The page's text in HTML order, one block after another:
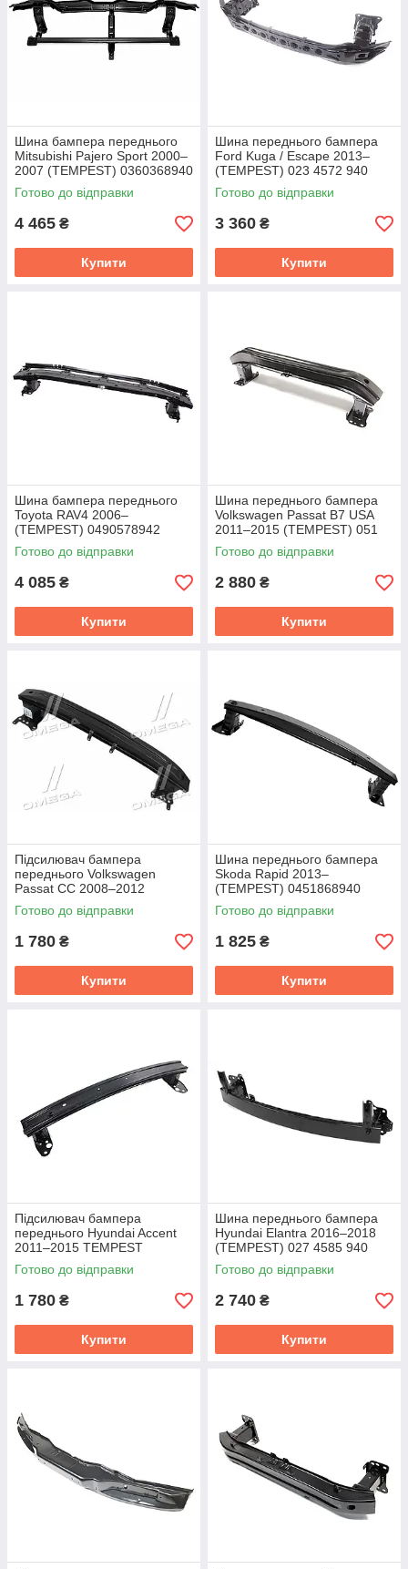
Шина бампера переднього
Mitsubishi Pajero Sport 2000–
2007 (TEMPEST) 0360368940
Готово до відправки
4 465 ₴
Купити
Шина переднього бампера
Ford Kuga / Escape 2013–
(TEMPEST) 023 4572 940
Готово до відправки
3 360 ₴
Купити
Шина бампера переднього
Toyota RAV4 2006–
(TEMPEST) 0490578942
Готово до відправки
4 085 ₴
Купити
Шина переднього бампера
Volkswagen Passat B7 USA
2011–2015 (TEMPEST) 051
4629 940
Готово до відправки
2 880 ₴
Купити
Підсилювач бампера
переднього Volkswagen
Passat CC 2008–2012
TEMPEST 0514772940
Готово до відправки
1 780 ₴
Купити
Шина переднього бампера
Skoda Rapid 2013–
(TEMPEST) 0451868940
Готово до відправки
1 825 ₴
Купити
Підсилювач бампера
переднього Hyundai Accent
2011–2015 TEMPEST
0270741941
Готово до відправки
1 780 ₴
Купити
Шина переднього бампера
Hyundai Elantra 2016–2018
(TEMPEST) 027 4585 940
Готово до відправки
2 740 ₴
Купити